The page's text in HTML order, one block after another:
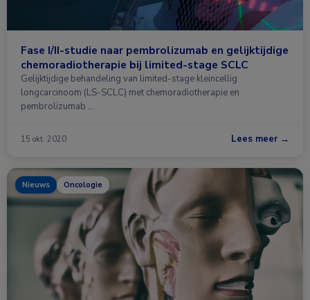
Fase I/II-studie naar pembrolizumab en gelijktijdige
chemoradiotherapie bij limited-stage SCLC
Gelijktijdige behandeling van limited-stage kleincellig
longcarcinoom (LS-SCLC) met chemoradiotherapie en
pembrolizumab …
15 okt. 2020 Lees meer →
Nieuws Oncologie